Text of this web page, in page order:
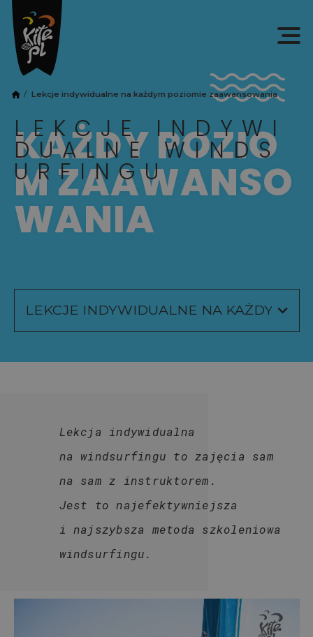
Lekcje indywidualne na każdym poziomie zaawansowania
LEKCJE INDYWI
DUALNE WINDS
URFINGU
KAŻDY POZIO
M ZAAWANSO
WANIA
Lekcja indywidualna
na windsurfingu to zajęcia sam
na sam z instruktorem.
Jest to najefektywniejsza
i najszybsza metoda szkoleniowa
windsurfingu.